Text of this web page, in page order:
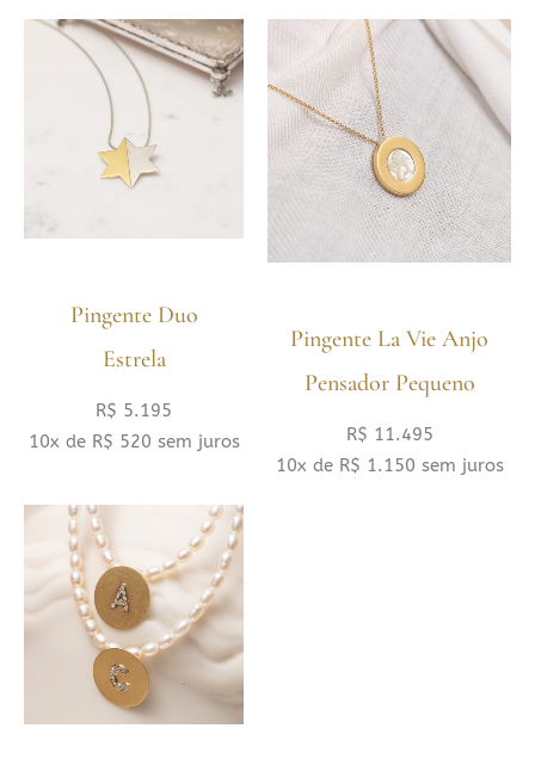
Pingente Duo
Estrela
R$ 5.195
10x de R$ 520 sem juros
Pingente La Vie Anjo
Pensador Pequeno
R$ 11.495
10x de R$ 1.150 sem juros